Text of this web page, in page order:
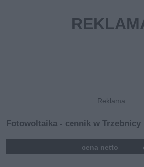
Fotowoltaika - cennik w Trzebnicy
cena netto